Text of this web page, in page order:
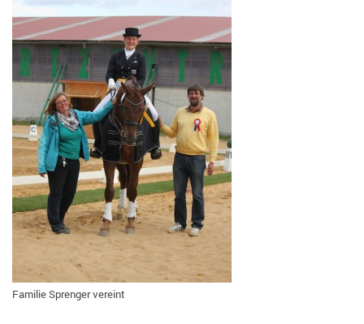
Familie Sprenger vereint